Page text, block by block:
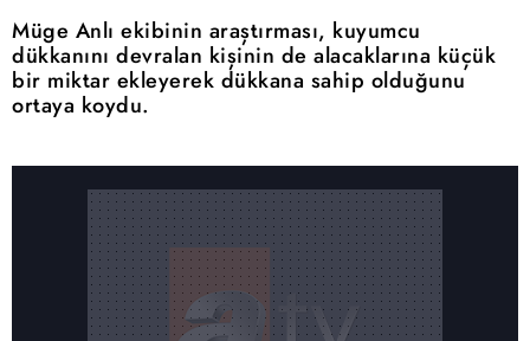
Müge Anlı ekibinin araştırması, kuyumcu
dükkanını devralan kişinin de alacaklarına küçük
bir miktar ekleyerek dükkana sahip olduğunu
ortaya koydu.